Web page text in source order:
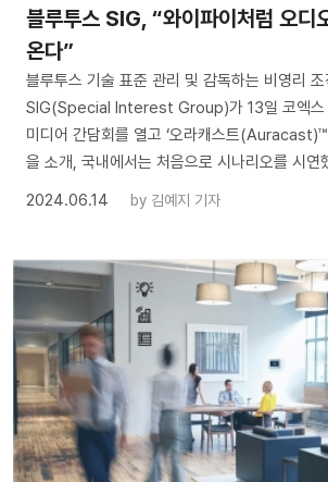
블루투스 SIG, “와이파이처럼 오디
온다”
블루투스 기술 표준 관리 및 감독하는 비영리
SIG(Special Interest Group)가 13일 코엑스
미디어 간담회를 열고 ‘오라캐스트(Auracast)™
을 소개, 국내에서는 처음으로 시나리오를 시연
2024.06.14
by 김예지 기자